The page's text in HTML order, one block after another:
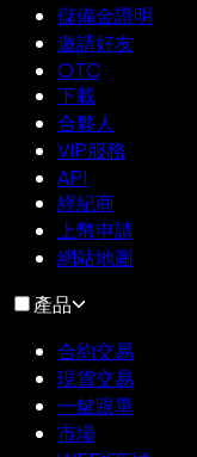
儲備金證明
邀請好友
OTC
下載
合夥人
VIP服務
API
經紀商
上幣申請
網站地圖
產品
合約交易
現貨交易
一鍵跟單
市場